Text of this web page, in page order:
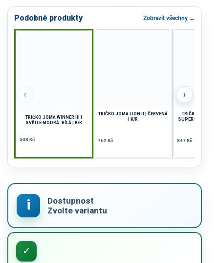
Podobné produkty Zobrazit všechny →
‹
TRIČKO JOMA WINNER III |
SVĚTLE MODRÁ-BÍLÁ | K/R
508 Kč
TRIČKO JOMA LION II | ČERVENÁ
| K/R
762 Kč
TRIČKO
SUPERNOVA |
847 Kč
›